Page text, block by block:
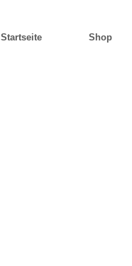
Startseite Shop